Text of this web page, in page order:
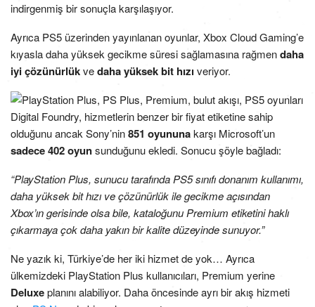
indirgenmiş bir sonuçla karşılaşıyor.
Ayrıca PS5 üzerinden yayınlanan oyunlar, Xbox Cloud Gaming’e
kıyasla daha yüksek gecikme süresi sağlamasına rağmendaha
iyi çözünürlükvedaha yüksek bit hızı veriyor.
Digital Foundry, hizmetlerin benzer bir fiyat etiketine sahip
olduğunu ancak Sony’nin851 oyununakarşı Microsoft’un
sadece 402 oyunsunduğunu ekledi. Sonucu şöyle bağladı:
“PlayStation Plus, sunucu tarafında PS5 sınıfı donanım kullanımı,
daha yüksek bit hızı ve çözünürlük ile gecikme açısından
Xbox’ın gerisinde olsa bile, kataloğunu Premium etiketini haklı
çıkarmaya çok daha yakın bir kalite düzeyinde sunuyor.”
Ne yazık ki, Türkiye’de her iki hizmet de yok… Ayrıca
ülkemizdeki PlayStation Plus kullanıcıları, Premium yerine
Deluxeplanını alabiliyor. Daha öncesinde ayrı bir akış hizmeti